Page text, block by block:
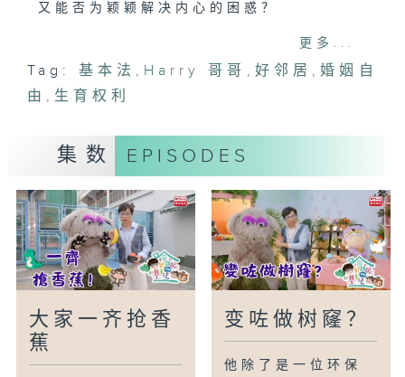
又能否为颖颖解决内心的困惑？
香港居民的婚姻自由和自愿生育的权利受法
律保护。
更多...
Tag: 基本法 , Harry 哥哥 , 好邻居 ,婚姻自
由 , 生育权利
集数 EPISODES
大家一齐抢香
蕉
变咗做树窿？
他除了是一位环保